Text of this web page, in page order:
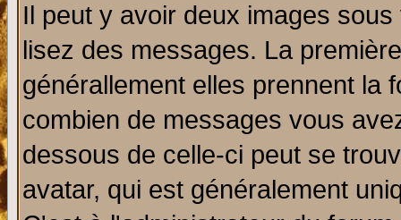
Il peut y avoir deux images
lisez des messages. La
générallement elles prennent la
combien de messages vous
dessous de celle-ci peut se
avatar, qui est généralement